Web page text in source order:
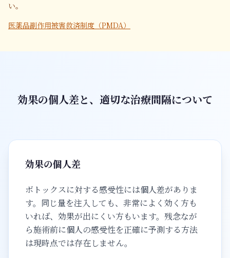
い。
医薬品副作用被害救済制度（PMDA）
効果の個人差と、適切な治療間隔について
効果の個人差
ボトックスに対する感受性には個人差がありま
す。同じ量を注入しても、非常によく効く方も
いれば、効果が出にくい方もいます。残念なが
ら施術前に個人の感受性を正確に予測する方法
は現時点では存在しません。